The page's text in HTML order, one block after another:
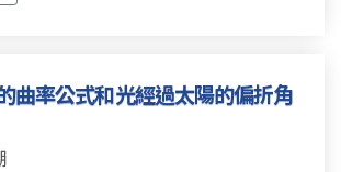
曲率公式和光經過太陽的偏折角